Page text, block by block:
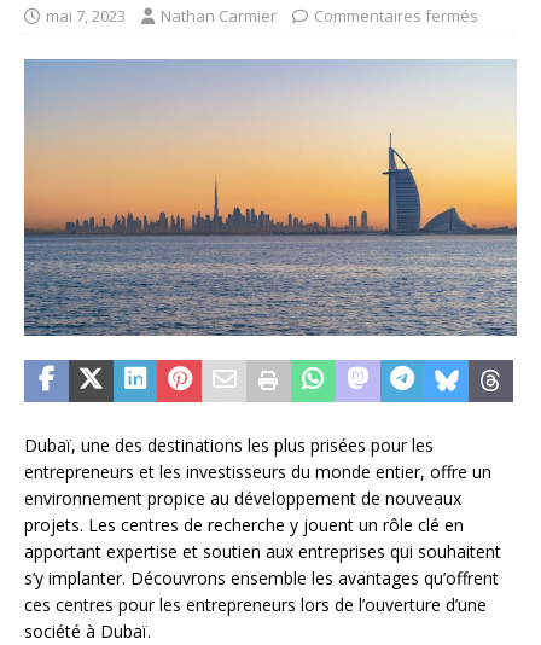
mai 7, 2023 Nathan Carmier Commentaires fermés
Dubaï, une des destinations les plus prisées pour les
entrepreneurs et les investisseurs du monde entier, offre un
environnement propice au développement de nouveaux
projets. Les centres de recherche y jouent un rôle clé en
apportant expertise et soutien aux entreprises qui souhaitent
s’y implanter. Découvrons ensemble les avantages qu’offrent
ces centres pour les entrepreneurs lors de l’ouverture d’une
société à Dubaï.